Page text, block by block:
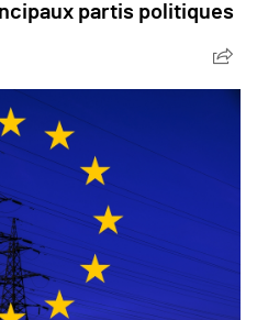
partis politiques